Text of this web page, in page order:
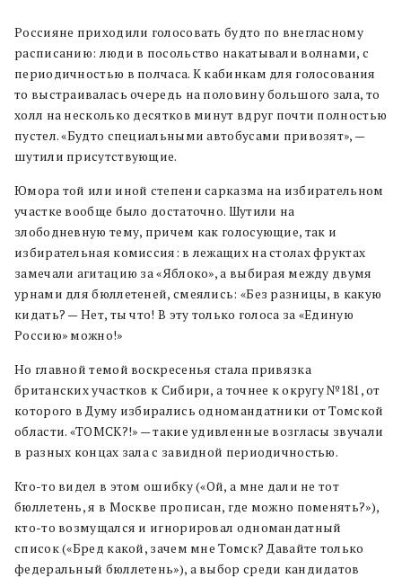
Россияне приходили голосовать будто по внегласному
расписанию: люди в посольство накатывали волнами, с
периодичностью в полчаса. К кабинкам для голосования
то выстраивалась очередь на половину большого зала, то
холл на несколько десятков минут вдруг почти полностью
пустел. «Будто специальными автобусами привозят», —
шутили присутствующие.
Юмора той или иной степени сарказма на избирательном
участке вообще было достаточно. Шутили на
злободневную тему, причем как голосующие, так и
избирательная комиссия: в лежащих на столах фруктах
замечали агитацию за «Яблоко», а выбирая между двумя
урнами для бюллетеней, смеялись: «Без разницы, в какую
кидать? — Нет, ты что! В эту только голоса за «Единую
Россию» можно!»
Но главной темой воскресенья стала привязка
британских участков к Сибири, а точнее к округу №181, от
которого в Думу избирались одномандатники от Томской
области. «ТОМСК?!» — такие удивленные возгласы звучали
в разных концах зала с завидной периодичностью.
Кто-то видел в этом ошибку («Ой, а мне дали не тот
бюллетень, я в Москве прописан, где можно поменять?»),
кто-то возмущался и игнорировал одномандатный
список («Бред какой, зачем мне Томск? Давайте только
федеральный бюллетень»), а выбор среди кандидатов